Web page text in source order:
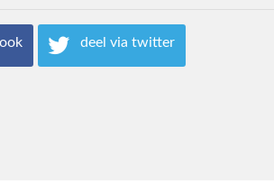
deel via twitter